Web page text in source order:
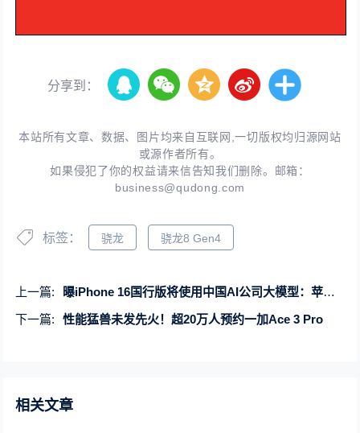
分享到：
本站所有文章、数据、图片均来自互联网,一切版权均归源网站
或源作者所有。
如果侵犯了你的权益请来信告知我们删除。邮箱：
business@qudong.com
标签： 骁龙 骁龙8 Gen4
上一篇:
曝iPhone 16国行版将使用中国AI公司大模型：苹果还未找到伙伴
下一篇:
性能猛兽未发先火！超20万人预约一加Ace 3 Pro
相关文章